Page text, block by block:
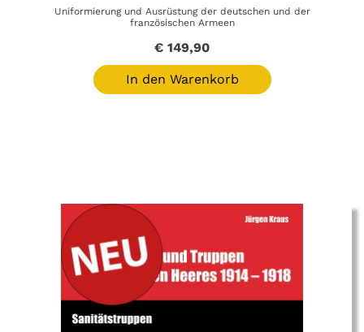
Uniformierung und Ausrüstung der deutschen und der
französischen Armeen
€ 149,90
In den Warenkorb